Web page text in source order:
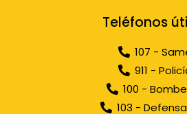
Teléfonos
107 -
911 -
100 -
103 -